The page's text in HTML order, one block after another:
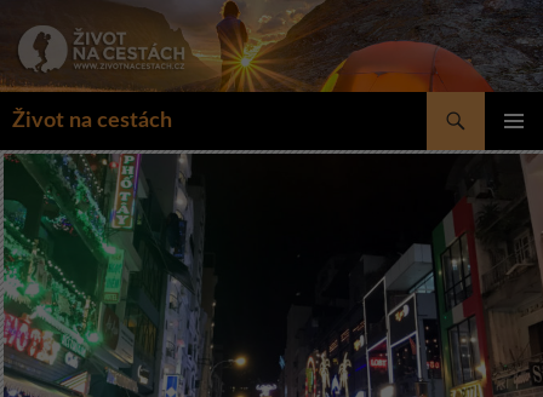
obsahu
Život na cestách
Hledat
MENU